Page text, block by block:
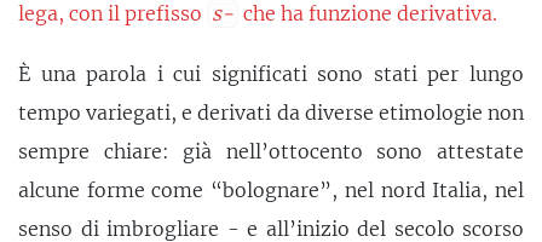
lega, con il prefisso s- che ha funzione derivativa.
È una parola i cui significati sono stati per lungo
tempo variegati, e derivati da diverse etimologie non
sempre chiare: già nell’ottocento sono attestate
alcune forme come “bolognare”, nel nord Italia, nel
senso di imbrogliare - e all’inizio del secolo scorso